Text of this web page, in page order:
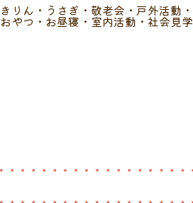
きりん・うさぎ・敬老会・戸外活動・
おやつ・お昼寝・室内活動・社会見学